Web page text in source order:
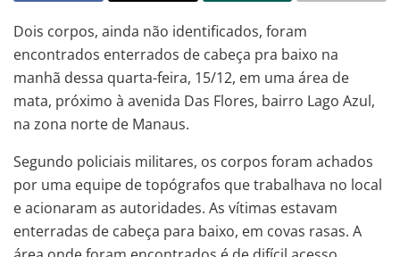
Dois corpos, ainda não identificados, foram
encontrados enterrados de cabeça pra baixo na
manhã dessa quarta-feira, 15/12, em uma área de
mata, próximo à avenida Das Flores, bairro Lago Azul,
na zona norte de Manaus.
Segundo policiais militares, os corpos foram achados
por uma equipe de topógrafos que trabalhava no local
e acionaram as autoridades. As vítimas estavam
enterradas de cabeça para baixo, em covas rasas. A